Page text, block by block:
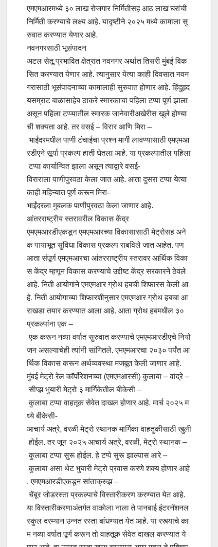
एमएमआरमध्ये ३० लाख रोजगार निर्मितीसह आठ लाख घरांची
निर्मिती करण्याचे लक्ष्य आहे. यादृष्टीने २०२५ मध्ये कामाला सु
रुवात करण्यात येणार आहे.
नवनगरसाठी भूसंपादन
अटल सेतू प्रभावित क्षेत्रात नवनगर अर्थात तिसरी मुंबई विक
सित करण्यात येणार आहे. त्यानुसार येत्या काही दिवसात नवन
गरासाठी भूसंपादनाच्या कामालाही सुरुवात होणार आहे. हिंदुहृद
यसम्राट बाळासाहेब ठाकरे स्मारकाचा पहिला टप्पा पूर्ण झाला
असून पहिला टप्प्यातील स्मारक जानेवारीअखेरीस खुले होण्या
ची शक्यता आहे. तर वसई – विरार आणि मिरा –
भाईंदरमधील पाणी टंचाईचा प्रश्न मार्गी लावण्यासाठी एमएमआ
रडीएने सूर्या प्रकल्प हाती घेतला आहे. या प्रकल्पातील पहिला
टप्पा कार्यान्वित झाला असून त्याद्वारे वसई-
विराराला पाणीपुरवठा केला जात आहे. आता दुसरा टप्पा येत्या
काही महिन्यात पूर्ण करून मिरा-
भाईंदरला मुबलक पाणीपुरवठा केला जाणार आहे.
आंतरराष्ट्रीय स्तरावरील विकास केंद्र
एमएमआरडीएकडून एमएमआरच्या विकासासाठी मेट्रोसह अने
क पायाभूत सुविधा विकास प्रकल्प राबविले जात आहेत. पण
आता संपूर्ण एमएमआरचा आंतरराष्ट्रीय स्तरावर आर्थिक विका
स केंद्र म्हणून विकास करण्याचे उद्दीष्ट केंद्र सरकारने ठेवले
आहे. निती आयोगाने एमएमआर ग्रोथ हबची शिफारस केली आ
हे. निती आयोगाच्या शिफारशीनुसार एमएमआर ग्रोथ हबचा आ
राखडा तयार करण्यात आला आहे. आता ग्रोथ हबमधील ३०
प्रकल्पांना एक –
एक करून नव्या वर्षात सुरुवात करण्याचे एमएमआरडीएचे नियो
जन असल्याचेही त्यांनी सांगितले. एमएमआरचा २०३० पर्यंत आ
र्थिक विकास करून अर्थव्यवस्था मजबूत केली जाणार आहे.
मुंबई मेट्रो रेल कॉर्पोरेशनच्या (एमएमआरसी) कुलाबा – वांद्रे –
सीप्झ भुयारी मेट्रो ३ मार्गिकेतील बीकेसी –
कुलाबा टप्पा वाहतूक सेवेत दाखल होणार आहे. मार्च २०२५ म
ध्ये बीकेसी-
आचार्य अत्रे, वरळी मेट्रो स्थानक मार्गिका वाहतुकीसाठी खुली
होईल. तर जून २०२५ आचार्य अत्रे, वरळी, मेट्रो स्थानक –
कुलाबा टप्पा सुरू होईल. हे टप्पे सुरू झाल्यास आरे –
कुलाबा असा थेट भुयारी मेट्रो प्रवास करणे शक्य होणार आहे
. एमएमआरडीएकडून सांताक्रुझ –
चेंबूर जोडरस्ता प्रकल्पाचे विस्तारीकरण करण्यात येत आहे.
या विस्तारीकरणाअंतर्गत वाकोला नाला ते पानबाई इंटरनॅशनल
स्कुल दरम्यान उन्नत रस्ता बांधण्यात येत आहे. या रस्त्याचे का
म नव्या वर्षात पूर्ण करून तो वाहतूक सेवेत दाखल करण्यात ये